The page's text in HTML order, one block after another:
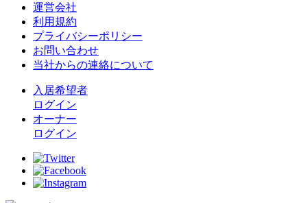
運営会社
利用規約
プライバシーポリシー
お問い合わせ
当社からの連絡について
入居希望者
ログイン
オーナー
ログイン